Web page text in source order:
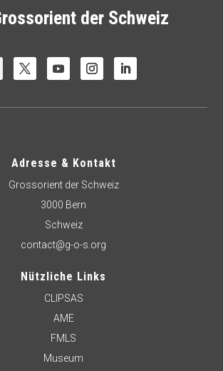
der Schweiz
Adresse & Kontakt
Grossorient der Schweiz
3000 Bern
Schweiz
contact@g-o-s.org
Nützliche Links
CLIPSAS
AME
FMLS
Museum